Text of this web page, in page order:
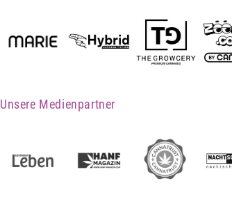
Unsere Medienpartner